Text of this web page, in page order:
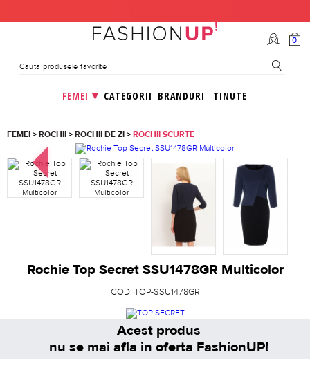
FEMEI CATEGORII BRANDURI TINUTE
0
FEMEI > ROCHII > ROCHII DE ZI > ROCHII SCURTE
Rochie Top Secret SSU1478GR Multicolor
COD: TOP-SSU1478GR
Acest produs
nu se mai afla in oferta FashionUP!